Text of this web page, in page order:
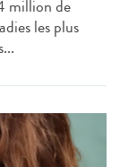
million de
les plus